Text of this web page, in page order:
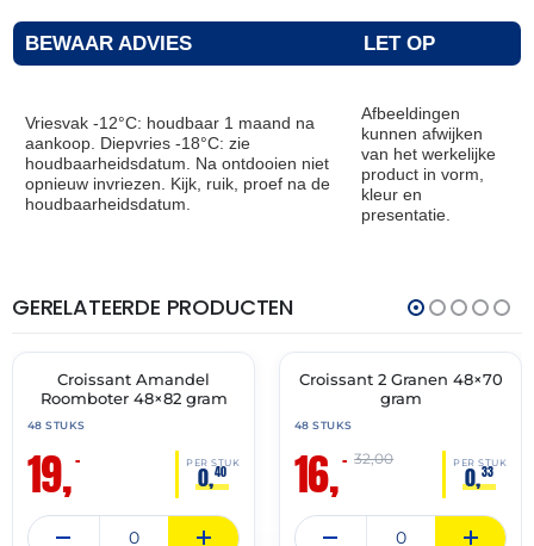
BEWAAR ADVIES LET OP
Vriesvak -12°C: houdbaar 1 maand na
aankoop. Diepvries -18°C: zie
houdbaarheidsdatum. Na ontdooien niet
opnieuw invriezen. Kijk, ruik, proef na de
houdbaarheidsdatum.
Afbeeldingen
kunnen afwijken
van het werkelijke
product in vorm,
kleur en
presentatie.
GERELATEERDE PRODUCTEN
🔥 OP=OP
THT:
30-
Croissant Amandel
Roomboter 48×82 gram
48 STUKS
19,– PER STUK
0,40
🔥 OP=OP
Croissant 2 Granen 48×70
gram
48 STUKS
16,– PER STUK
0,33
32,00